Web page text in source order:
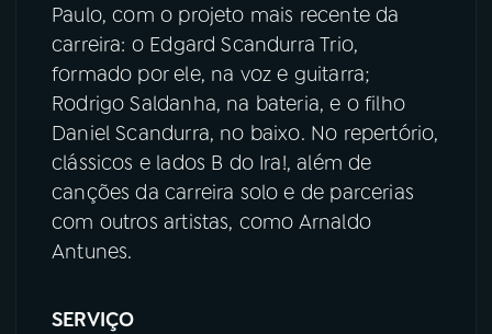
Paulo, com o projeto mais recente da
carreira: o Edgard Scandurra Trio,
formado por ele, na voz e guitarra;
Rodrigo Saldanha, na bateria, e o filho
Daniel Scandurra, no baixo. No repertório,
clássicos e lados B do Ira!, além de
canções da carreira solo e de parcerias
com outros artistas, como Arnaldo
Antunes.
SERVIÇO